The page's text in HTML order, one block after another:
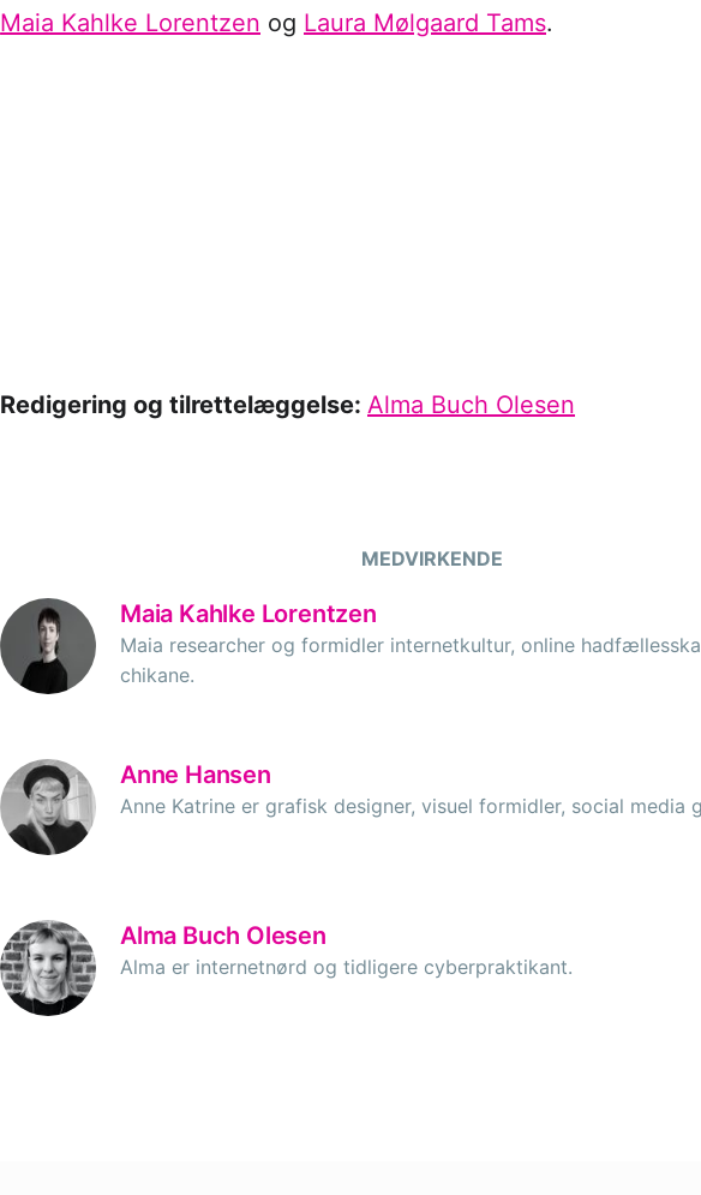
Maia Kahlke Lorentzen og Laura Mølgaard Tams.
Redigering og tilrettelæggelse: Alma Buch Olesen
MEDVIRKENDE
Maia Kahlke Lorentzen
Maia researcher og formidler internetkultur, online
chikane.
Anne Hansen
Anne Katrine er grafisk designer, visuel formidler, social media
Alma Buch Olesen
Alma er internetnørd og tidligere cyberpraktikant.